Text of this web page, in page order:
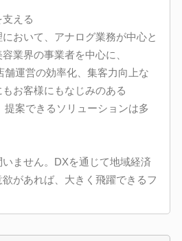
える
おいて、アナログ業務が中心と
業界の事業者を中心に、
舗運営の効率化、集客力向上な
お客様にもなじみのある
提案できるソリューションは多
ません。DXを通じて地域経済
があれば、大きく飛躍できるフ